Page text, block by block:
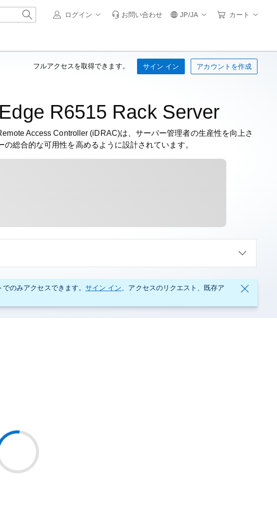
ログイン お問い合わせ JP/JA カート
フルアクセスを取得できます。 サイン イン アカウントを作成
R6515 Rack Server
Access Controller (iDRAC)は、サーバー管理者の生産性を向上さ
の総合的な可用性を高めるように設計されています。
のみアクセスできます。 サイン イン 、アクセスのリクエスト、既存ア